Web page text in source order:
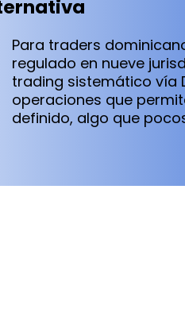
Para traders
regulado en nueve
trading sistemático vía
operaciones que
definido, algo que